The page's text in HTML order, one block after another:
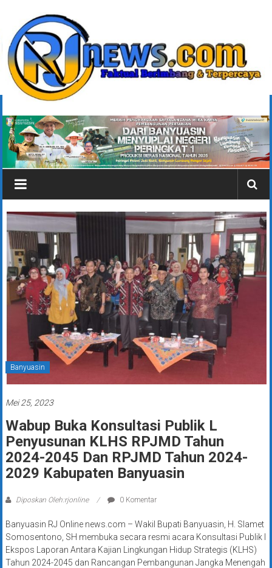
konten
rjonlinenews.com
Faktual
Berimbang
dan
Terpercaya
Banyuasin
Mei 25, 2023
Wabup Buka Konsultasi Publik L
Penyusunan KLHS RPJMD Tahun
2024-2045 Dan RPJMD Tahun 2024-
2029 Kabupaten Banyuasin
Diposkan Oleh:rjonline 0 Komentar
Banyuasin RJ Online news.com – Wakil Bupati Banyuasin, H. Slamet
Somosentono, SH membuka secara resmi acara Konsultasi Publik l
Ekspos Laporan Antara Kajian Lingkungan Hidup Strategis (KLHS)
Tahun 2024-2045 dan Rancangan Pembangunan Jangka Menengah